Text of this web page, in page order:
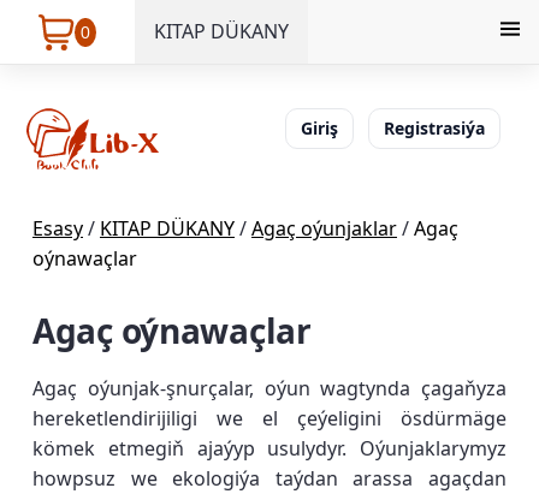
0 KITAP DÜKANY
Giriş Registrasiýa
Esasy/ KITAP DÜKANY/Agaç oýunjaklar/Agaç
oýnawaçlar
Agaç oýnawaçlar
Agaç oýunjak-şnurçalar, oýun wagtynda çagaňyza
hereketlendirijiligi we el çeýeligini ösdürmäge
kömek etmegiň ajaýyp usulydyr. Oýunjaklarymyz
howpsuz we ekologiýa taýdan arassa agaçdan